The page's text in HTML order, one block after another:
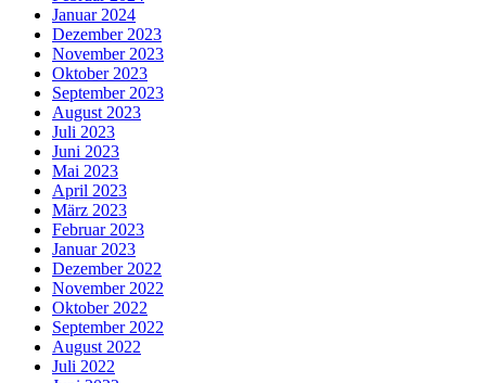
Januar 2024
Dezember 2023
November 2023
Oktober 2023
September 2023
August 2023
Juli 2023
Juni 2023
Mai 2023
April 2023
März 2023
Februar 2023
Januar 2023
Dezember 2022
November 2022
Oktober 2022
September 2022
August 2022
Juli 2022